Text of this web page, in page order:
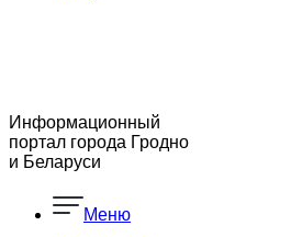
Информационный
портал города Гродно
и Беларуси
Меню